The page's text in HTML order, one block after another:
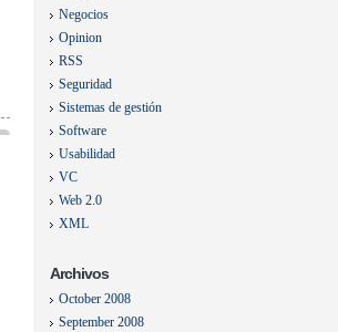
Negocios
Opinion
RSS
Seguridad
Sistemas de gestión
Software
Usabilidad
VC
Web 2.0
XML
Archivos
October 2008
September 2008